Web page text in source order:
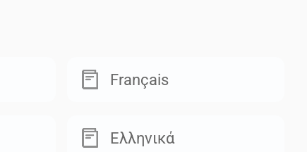
Français
Ελληνικά